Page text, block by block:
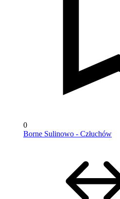
0
Borne Sulinowo - Człuchów